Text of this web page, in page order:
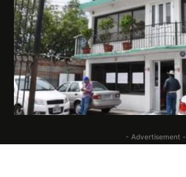
- Advertisement -